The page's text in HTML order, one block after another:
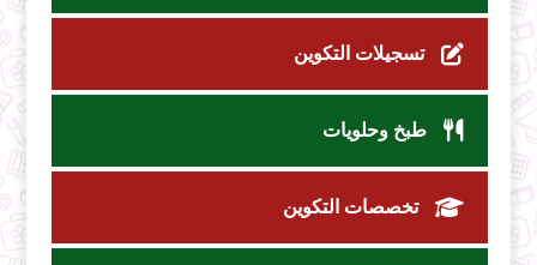
تسجيلات التكوين
طبخ وحلويات
تخصصات التكوين